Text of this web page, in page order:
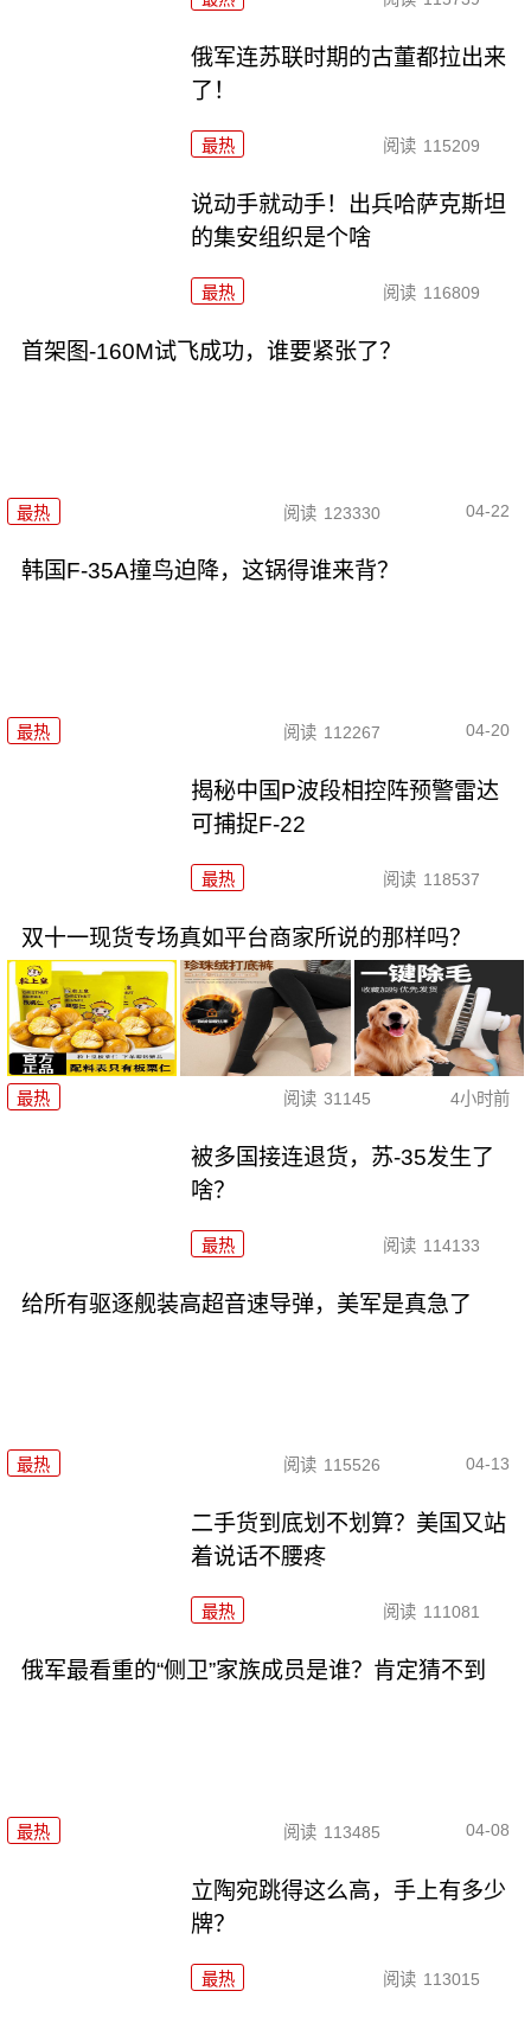
俄军连苏联时期的古董都拉出来
了！
最热 阅读 115209
说动手就动手！出兵哈萨克斯坦
的集安组织是个啥
最热 阅读 116809
首架图-160M试飞成功，谁要紧张了？
最热 阅读 123330 04-22
韩国F-35A撞鸟迫降，这锅得谁来背？
最热 阅读 112267 04-20
揭秘中国P波段相控阵预警雷达
可捕捉F-22
最热 阅读 118537
双十一现货专场真如平台商家所说的那样吗？
最热 阅读 31145 4小时前
被多国接连退货，苏-35发生了
啥？
最热 阅读 114133
给所有驱逐舰装高超音速导弹，美军是真急了
最热 阅读 115526 04-13
二手货到底划不划算？美国又站
着说话不腰疼
最热 阅读 111081
俄军最看重的“侧卫”家族成员是谁？肯定猜不到
最热 阅读 113485 04-08
立陶宛跳得这么高，手上有多少
牌？
最热 阅读 113015